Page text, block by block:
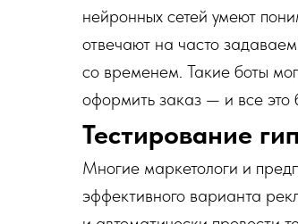
нейронных сетей умеют
отвечают на часто
со временем. Такие боты
оформить заказ — и все это
Тестирование
Многие маркетологи и
эффективного варианта